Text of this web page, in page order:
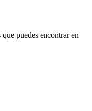
puedes encontrar en